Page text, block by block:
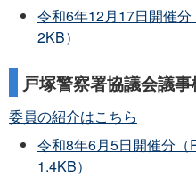
令和6年12月17日開催
2KB）
戸塚警察署協議会議
委員の紹介はこちら
令和8年6月5日開催分（
1.4KB）